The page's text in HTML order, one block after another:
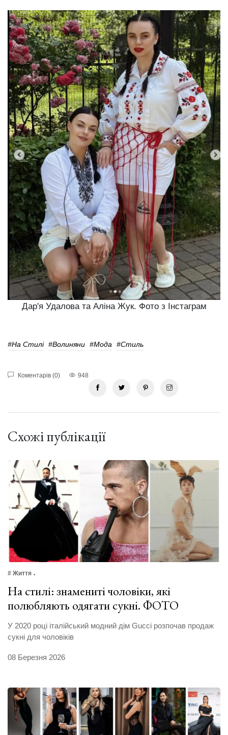
Дар'я Удалова та Аліна Жук. Фото з Інстаграм
#На Стилі #волиняни #мода #Стиль
Коментарів (0) 948
Схожі публікації
# Життя
На стилі: знамениті чоловіки, які
полюбляють одягати сукні. ФОТО
У 2020 році італійський модний дім Gucci розпочав продаж
сукні для чоловіків
08 Березня 2026